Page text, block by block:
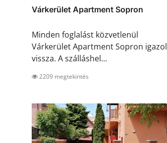
Várkerület Apartment Sopron
Minden foglalást közvetlenül
Várkerület Apartment Sopron igazol
vissza. A szálláshel...
2209 megtekintés